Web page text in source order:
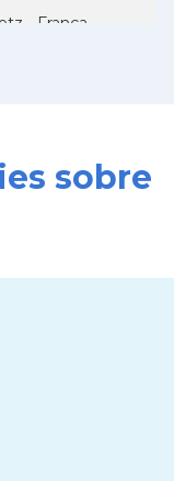
- França
Niça
sobre